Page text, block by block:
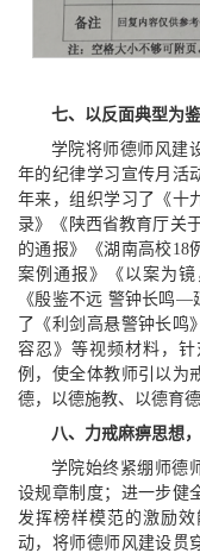
七、以反面典型为
学院将师德师风建
年的纪律学习宣传月活
年来，组织学习了《十
录》《陕西省教育厅关
的通报》《湖南高校18
案例通报》《以案为镜
《殷鉴不远 警钟长鸣—
了《利剑高悬警钟长
容忍》等视频材料，
例，使全体教师引以为
德，以德施教、以德育德
八、力戒麻痹思想
学院始终紧绷师德
设规章制度；进一步健
发挥榜样模范的激励
动，将师德师风建设贯